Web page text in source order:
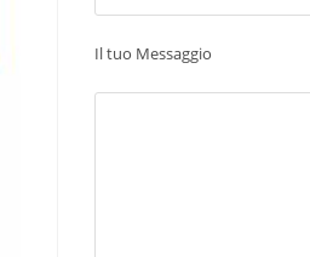
Il tuo Messaggio